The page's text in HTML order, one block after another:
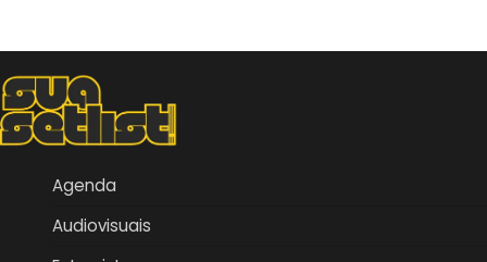
Agenda
Audiovisuais